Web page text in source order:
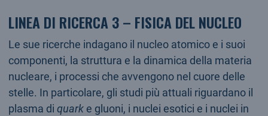
LINEA DI RICERCA 3 – FISICA DEL NUCLEO
Le sue ricerche indagano il nucleo atomico e i suoi
componenti, la struttura e la dinamica della materia
nucleare, i processi che avvengono nel cuore delle
stelle. In particolare, gli studi più attuali riguardano il
plasma di quarke gluoni, i nuclei esotici e i nuclei in